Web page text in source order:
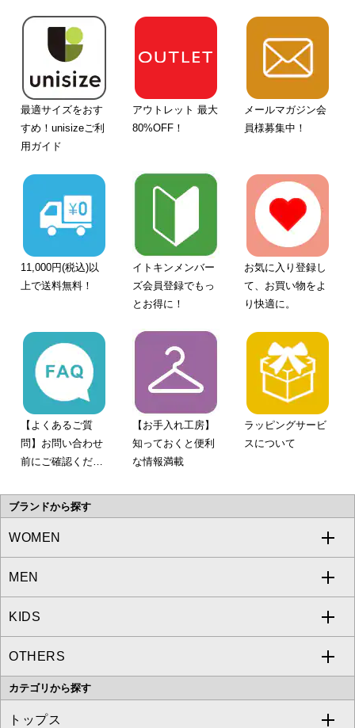
最適サイズをおす
すめ！unisizeご利
用ガイド
アウトレット 最大
80%OFF！
メールマガジン会
員様募集中！
11,000円(税込)以
上で送料無料！
イトキンメンバー
ズ会員登録でもっ
とお得に！
お気に入り登録し
て、お買い物をよ
り快適に。
【よくあるご質
問】お問い合わせ
前にご確認くださ
【お手入れ工房】
知っておくと便利
な情報満載
ラッピングサービ
スについて
ブランドから探す
WOMEN
a.v.v
MICHEL KLEIN
MK MICHEL KLEIN
OFUON le MK
MEN
a.v.v
MICHEL KLEIN HOMME
MK MICHEL KLEIN HOMME
KIDS
a.v.v
OTHERS
MK MICHEL KLEIN BAG
カテゴリから探す
トップス